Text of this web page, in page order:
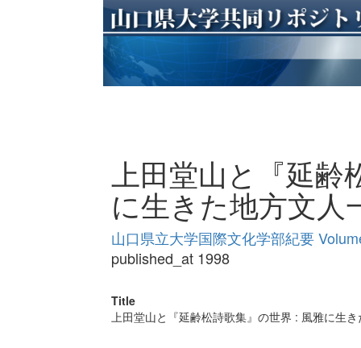
上田堂山と『延齢
に生きた地方文人
山口県立大学国際文化学部紀要
published_at 1998
Title
上田堂山と『延齢松詩歌集』の世界 : 風雅に生